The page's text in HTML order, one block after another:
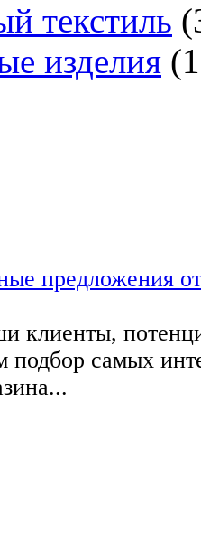
текстиль
изделия
предложения
клиенты,
подбор самых